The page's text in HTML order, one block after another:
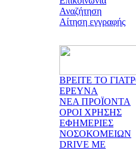
Αναζήτηση
Αίτηση εγγραφής
ΒΡΕΙΤΕ ΤΟ
ΕΡΕΥΝΑ
ΝΕΑ ΠΡΟΪΟΝΤΑ
ΟΡΟΙ ΧΡΗΣΗΣ
ΕΦΗΜΕΡΙΕΣ
ΝΟΣΟΚΟΜΕΙΩΝ
DRIVE ME